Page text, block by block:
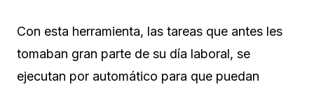
Con esta herramienta, las tareas que antes les
tomaban gran parte de su día laboral, se
ejecutan por automático para que puedan